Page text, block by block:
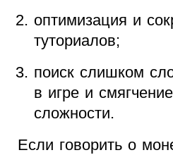
оптимизация и
туториалов;
поиск слишком
в игре и
сложности.
Если говорить о